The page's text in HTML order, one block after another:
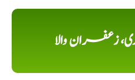
زعفران والا